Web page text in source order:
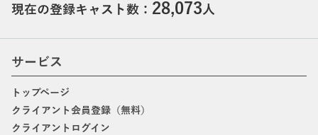
現在の登録キャスト数： 28,073人
サービス
トップページ
クライアント会員登録（無料）
クライアントログイン